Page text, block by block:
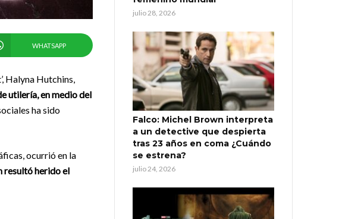
WHATSAPP
Halyna Hutchins,
utilería, en medio del
ha sido
ocurrió en la
resultó herido el
julio 28, 2026
Falco: Michel Brown interpreta
a un detective que despierta
tras 23 años en coma ¿Cuándo
se estrena?
julio 24, 2026